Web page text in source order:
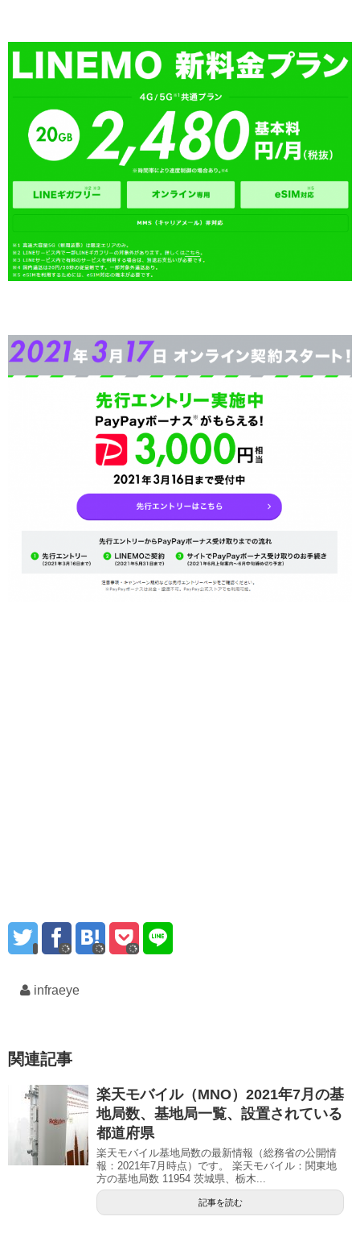
infraeye
関連記事
楽天モバイル（MNO）2021年7月の基
地局数、基地局一覧、設置されている
都道府県
楽天モバイル基地局数の最新情報（総務省の公開情
報：2021年7月時点）です。 楽天モバイル：関東地
方の基地局数 11954 茨城県、栃木...
記事を読む